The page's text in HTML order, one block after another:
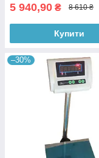
5 940,90 ₴ 8 610 ₴
Купити
–30%